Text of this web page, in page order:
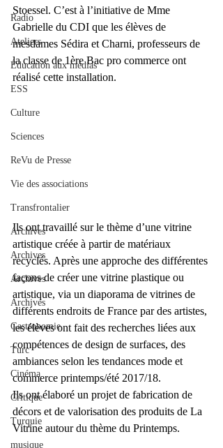
Radio
Ateliers
Éducation aux médias
ESS
Culture
Sciences
ReVu de Presse
Vie des associations
Transfrontalier
Archives
Archives
Archives
Archives
Gastronomie
Turc
Cinéma
Critique
Turquie
musique
Stoessel. C’est à l’initiative de Mme
Gabrielle du CDI que les élèves de
mesdames Sédira et Charni, professeurs de
la classe de 1ère Bac pro commerce ont
réalisé cette installation.
Ils ont travaillé sur le thème d’une vitrine
artistique créée à partir de matériaux
recyclés. Après une approche des différentes
façons de créer une vitrine plastique ou
artistique, via un diaporama de vitrines de
différents endroits de France par des artistes,
les élèves ont fait des recherches liées aux
compétences de design de surfaces, des
ambiances selon les tendances mode et
commerce printemps/été 2017/18.
Ils ont élaboré un projet de fabrication de
décors et de valorisation des produits de La
Vitrine autour du thème du Printemps.